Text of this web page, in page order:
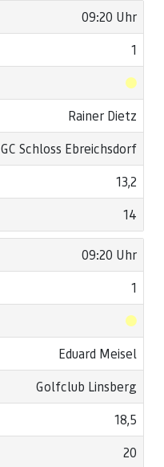
09:20 Uhr
1
Rainer Dietz
GC Schloss Ebreichsdorf
13,2
14
09:20 Uhr
1
Eduard Meisel
Golfclub Linsberg
18,5
20